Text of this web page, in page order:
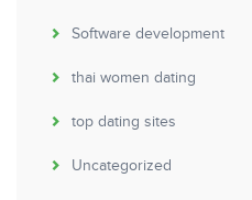
Software development
thai women dating
top dating sites
Uncategorized